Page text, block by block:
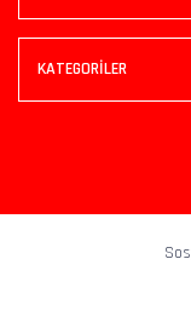
KATEGORİLER